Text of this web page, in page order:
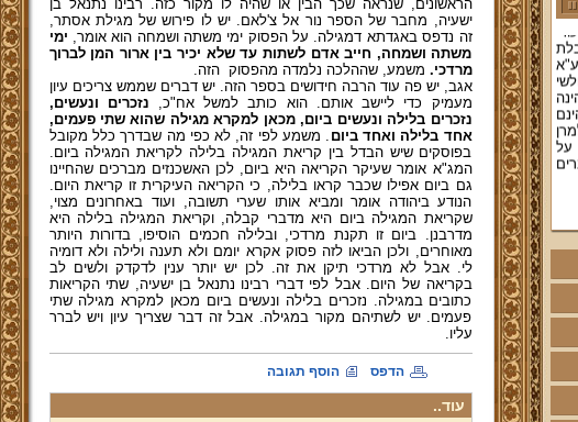
על
הראשונים, שנראה שכך הבין או שהיה לו מקור כזה. רבינו נתנאל בן
ישעיה, מחבר של הספר נור אל צ'לאם. יש לו פירוש של מגילת אסתר,
זה נדפס באגדתא דמגילה. על הפסוק ימי משתה ושמחה הוא אומר, ימי
משתה ושמחה, חייב אדם לשתות עד שלא יכיר בין ארור המן לברוך
מרדכי. משמע, שההלכה נלמדה מהפסוק הזה.
אגב, יש פה עוד הרבה חידושים בספר הזה. יש דברים שממש צריכים עיון
מעמיק כדי ליישב אותם. הוא כותב למשל אח"כ, נזכרים ונעשים,
נזכרים בלילה ונעשים ביום, מכאן למקרא מגילה שהוא שתי פעמים,
אחד בלילה ואחד ביום . משמע לפי זה, לא כפי מה שבדרך כלל מקובל
בפוסקים שיש הבדל בין קריאת המגילה בלילה לקריאת המגילה ביום.
המג"א אומר שעיקר הקריאה היא ביום, לכן האשכנזים מברכים שהחיינו
גם ביום אפילו שכבר קראו בלילה, כי הקריאה העיקרית זו קריאת היום.
הנודע ביהודה אומר ומביא אותו שערי תשובה, ועוד באחרונים מצוי,
שקריאת המגילה ביום היא מדברי קבלה, וקריאת המגילה בלילה היא
מדרבנן. ביום זו תקנת מרדכי, ובלילה חכמים הוסיפו, בדורות היותר
מאוחרים, ולכן הביאו לזה פסוק אקרא יומם ולא תענה ולילה ולא דומיה
לי. אבל לא מרדכי תיקן את זה. לכן יש יותר ענין לדקדק ולשים לב
בקריאה של היום. אבל לפי דברי רבינו נתנאל בן ישעיה, שתי הקריאות
כתובים במגילה. נזכרים בלילה ונעשים ביום מכאן למקרא מגילה שתי
פעמים. יש לשתיהם מקור במגילה. אבל זה דבר שצריך עיון ויש לברר
עליו.
הדפס הוסף תגובה
עוד..